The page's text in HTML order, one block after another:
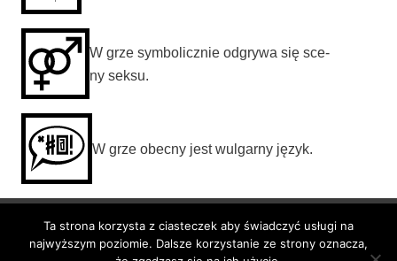
W grze sym­bo­licz­nie odgry­wa się sce­
ny seksu.
W grze obec­ny jest wul­gar­ny język.
BlackBox 3City
Ta strona korzysta z ciasteczek aby świadczyć usługi na
najwyższym poziomie. Dalsze korzystanie ze strony oznacza,